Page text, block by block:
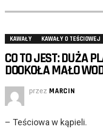
KAWAŁY KAWAŁY O TEŚCIOWEJ
CO TO JEST: DUŻA
DOOKOŁA MAŁO
przez MARCIN
– Teściowa w kąpieli.